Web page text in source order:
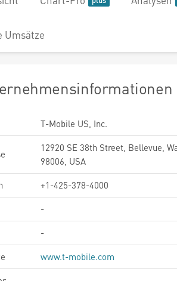
Umsätze
T-Mobile US, Inc.
12920 SE 38th Street, Bellevue,
98006, USA
+1-425-378-4000
-
-
www.t-mobile.com